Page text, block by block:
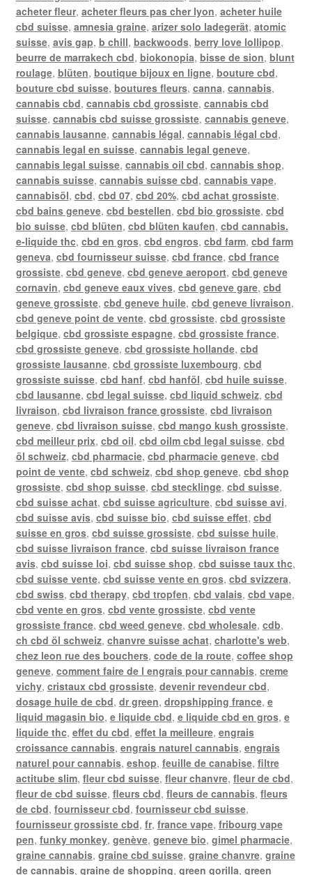
acheter fleur, acheter fleurs pas cher lyon, acheter huile
cbd suisse, amnesia graine, arizer solo ladegerät, atomic
suisse, avis gap, b chill, backwoods, berry love lollipop,
beurre de marrakech cbd, biokonopia, bisse de sion, blunt
roulage, blüten, boutique bijoux en ligne, bouture cbd,
bouture cbd suisse, boutures fleurs, canna, cannabis,
cannabis cbd, cannabis cbd grossiste, cannabis cbd
suisse, cannabis cbd suisse grossiste, cannabis geneve,
cannabis lausanne, cannabis légal, cannabis légal cbd,
cannabis legal en suisse, cannabis legal geneve,
cannabis legal suisse, cannabis oil cbd, cannabis shop,
cannabis suisse, cannabis suisse cbd, cannabis vape,
cannabisöl, cbd, cbd 07, cbd 20%, cbd achat grossiste,
cbd bains geneve, cbd bestellen, cbd bio grossiste, cbd
bio suisse, cbd blüten, cbd blüten kaufen, cbd cannabis.
e-liquide thc, cbd en gros, cbd engros, cbd farm, cbd farm
geneva, cbd fournisseur suisse, cbd france, cbd france
grossiste, cbd geneve, cbd geneve aeroport, cbd geneve
cornavin, cbd geneve eaux vives, cbd geneve gare, cbd
geneve grossiste, cbd geneve huile, cbd geneve livraison,
cbd geneve point de vente, cbd grossiste, cbd grossiste
belgique, cbd grossiste espagne, cbd grossiste france,
cbd grossiste geneve, cbd grossiste hollande, cbd
grossiste lausanne, cbd grossiste luxembourg, cbd
grossiste suisse, cbd hanf, cbd hanföl, cbd huile suisse,
cbd lausanne, cbd legal suisse, cbd liquid schweiz, cbd
livraison, cbd livraison france grossiste, cbd livraison
geneve, cbd livraison suisse, cbd mango kush grossiste,
cbd meilleur prix, cbd oil, cbd oilm cbd legal suisse, cbd
öl schweiz, cbd pharmacie, cbd pharmacie geneve, cbd
point de vente, cbd schweiz, cbd shop geneve, cbd shop
grossiste, cbd shop suisse, cbd stecklinge, cbd suisse,
cbd suisse achat, cbd suisse agriculture, cbd suisse avi,
cbd suisse avis, cbd suisse bio, cbd suisse effet, cbd
suisse en gros, cbd suisse grossiste, cbd suisse huile,
cbd suisse livraison france, cbd suisse livraison france
avis, cbd suisse loi, cbd suisse shop, cbd suisse taux thc,
cbd suisse vente, cbd suisse vente en gros, cbd svizzera,
cbd swiss, cbd therapy, cbd tropfen, cbd valais, cbd vape,
cbd vente en gros, cbd vente grossiste, cbd vente
grossiste france, cbd weed geneve, cbd wholesale, cdb,
ch cbd öl schweiz, chanvre suisse achat, charlotte's web,
chez leon rue des bouchers, code de la route, coffee shop
geneve, comment faire de l engrais pour cannabis, creme
vichy, cristaux cbd grossiste, devenir revendeur cbd,
dosage huile de cbd, dr green, dropshipping france, e
liquid magasin bio, e liquide cbd, e liquide cbd en gros, e
liquide thc, effet du cbd, effet la meilleure, engrais
croissance cannabis, engrais naturel cannabis, engrais
naturel pour cannabis, eshop, feuille de canabise, filtre
actitube slim, fleur cbd suisse, fleur chanvre, fleur de cbd,
fleur de cbd suisse, fleurs cbd, fleurs de cannabis, fleurs
de cbd, fournisseur cbd, fournisseur cbd suisse,
fournisseur grossiste cbd, fr, france vape, fribourg vape
pen, funky monkey, genève, geneve bio, gimel pharmacie,
graine cannabis, graine cbd suisse, graine chanvre, graine
de cannabis, graine de shopping, green gorilla, green